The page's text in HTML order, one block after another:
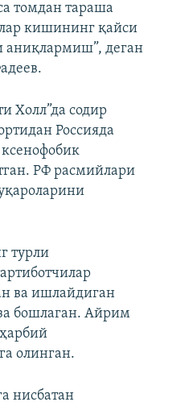
томдан тараша
кишининг қайси
аниқлармиш”, деган
Холл”да содир
Россияда
РФ расмийлари
турли
ва ишлайдиган
бошлаган. Айрим
олинган.
нисбатан